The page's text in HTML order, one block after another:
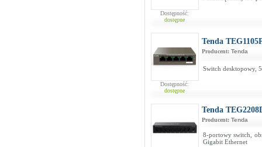
Dostępność:
dostępne
Dostępność:
dostępne
Tenda
Producent: Tenda
Switch desktopowy,
Tenda
Producent: Tenda
8-portowy switch,
Gigabit Ethernet